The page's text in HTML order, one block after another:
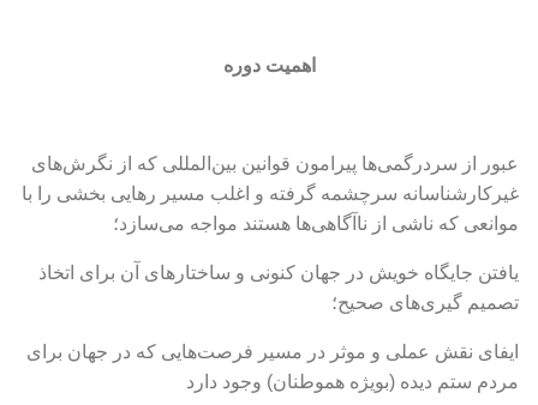
اهمیت دوره
عبور از سردرگمی‌ها پیرامون قوانین بین‌المللی که از نگرش‌های
غیرکارشناسانه سرچشمه گرفته‌ و اغلب مسیر رهایی بخشی را با
موانعی که ناشی از ناآگاهی‌ها هستند مواجه می‌سازد؛
یافتن جایگاه خویش در جهان کنونی و ساختارهای آن برای اتخاذ
تصمیم گیری‌های صحیح‌؛
ایفای نقش عملی و موثر در مسیر فرصت‌هایی که در جهان برای
مردم ستم دیده (بویژه هموطنان) وجود دارد